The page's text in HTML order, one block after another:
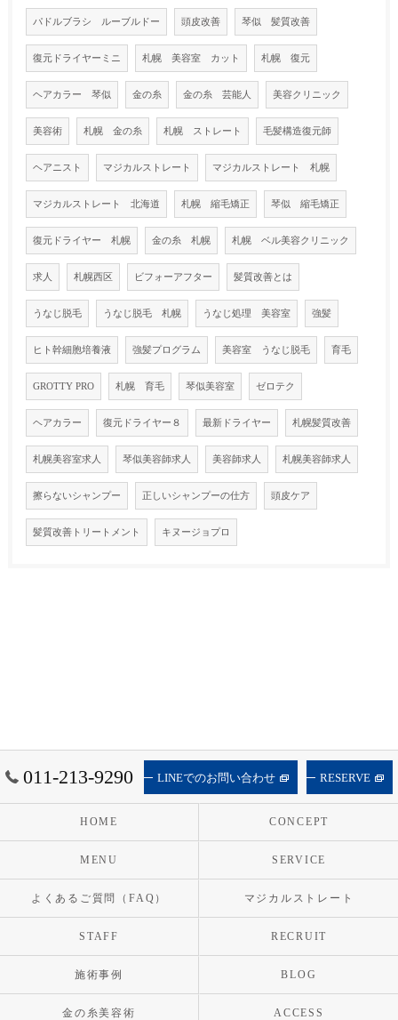
パドルブラシ ルーブルドー 頭皮改善 琴似 髪質改善
復元ドライヤーミニ 札幌 美容室 カット 札幌 復元
ヘアカラー 琴似 金の糸 金の糸 芸能人 美容クリニック
美容術 札幌 金の糸 札幌 ストレート 毛髪構造復元師
ヘアニスト マジカルストレート マジカルストレート 札幌
マジカルストレート 北海道 札幌 縮毛矯正 琴似 縮毛矯正
復元ドライヤー 札幌 金の糸 札幌 札幌 ベル美容クリニック
求人 札幌西区 ビフォーアフター 髪質改善とは
うなじ脱毛 うなじ脱毛 札幌 うなじ処理 美容室 強髪
ヒト幹細胞培養液 強髪プログラム 美容室 うなじ脱毛 育毛
GROTTY PRO 札幌 育毛 琴似美容室 ゼロテク
ヘアカラー 復元ドライヤー８ 最新ドライヤー 札幌髪質改善
札幌美容室求人 琴似美容師求人 美容師求人 札幌美容師求人
擦らないシャンプー 正しいシャンプーの仕方 頭皮ケア
髪質改善トリートメント キヌージョプロ
011-213-9290 LINEでのお問い合わせ RESERVE
HOME CONCEPT
MENU SERVICE
よくあるご質問（FAQ） マジカルストレート
STAFF RECRUIT
施術事例 BLOG
金の糸美容術 ACCESS